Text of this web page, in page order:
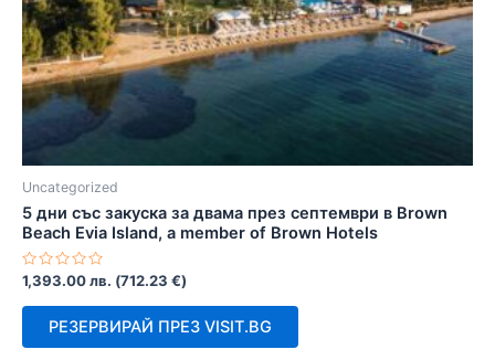
Uncategorized
5 дни със закуска за двама през септември в Brown
Beach Evia Island, a member of Brown Hotels
Оценено
с
0
1,393.00лв. (712.23 €)
РЕЗЕРВИРАЙ ПРЕЗ VISIT.BG